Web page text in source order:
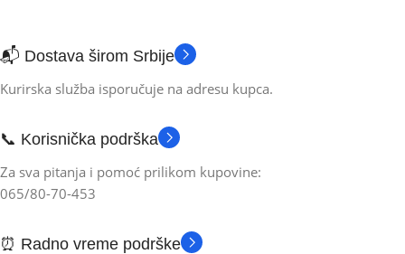
📬 Dostava širom Srbije
Kurirska služba isporučuje na adresu kupca.
📞 Korisnička podrška
Za sva pitanja i pomoć prilikom kupovine:
065/80-70-453
⏰ Radno vreme podrške